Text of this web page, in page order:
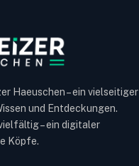
Haeuschen – ein vielseitiger
und Entdeckungen.
– ein digitaler
Köpfe.